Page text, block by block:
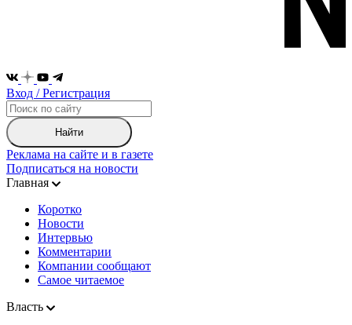
Вход / Регистрация
Найти
Реклама на сайте и в газете
Подписаться на новости
Главная
Коротко
Новости
Интервью
Комментарии
Компании сообщают
Самое читаемое
Власть